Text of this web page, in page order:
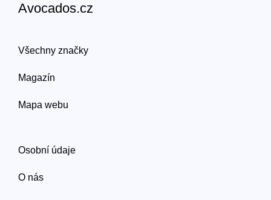
Avocados.cz
Všechny značky
Magazín
Mapa webu
Osobní údaje
O nás